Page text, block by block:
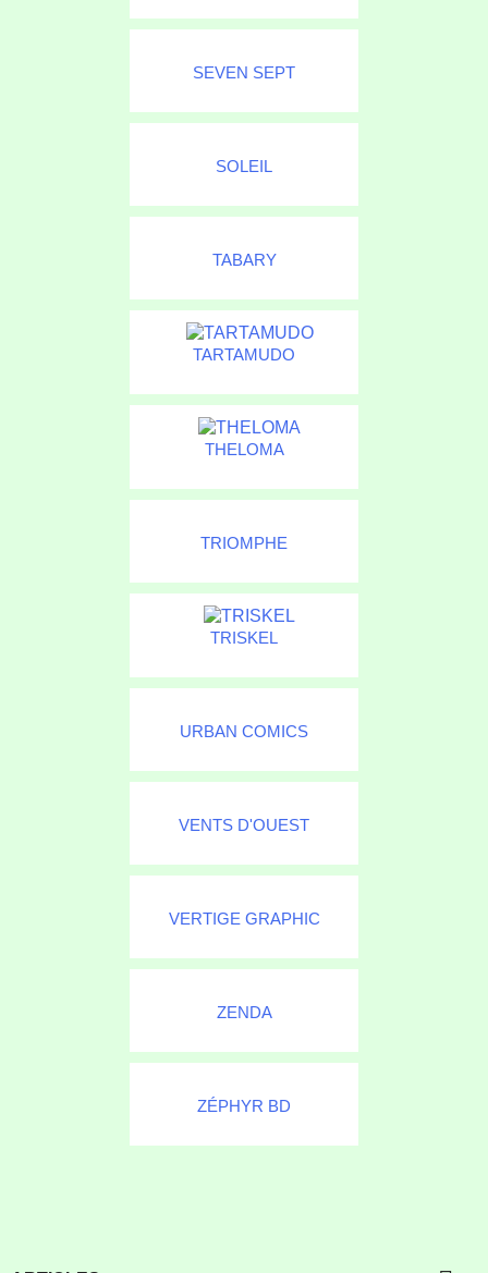
SEVEN SEPT
SOLEIL
TABARY
TARTAMUDO
THELOMA
TRIOMPHE
TRISKEL
URBAN COMICS
VENTS D'OUEST
VERTIGE GRAPHIC
ZENDA
ZÉPHYR BD